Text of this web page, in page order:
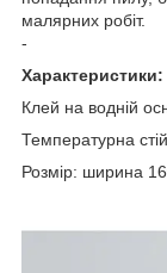
малярних робіт.
-
Характеристики:
Клей на водній
Температурна
Розмір: ширина